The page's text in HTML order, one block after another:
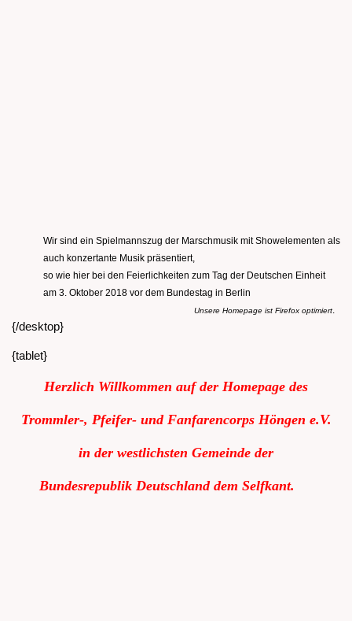
Wir sind ein Spielmannszug der Marschmusik mit Showelementen als
auch konzertante Musik präsentiert,
so wie hier bei den Feierlichkeiten zum Tag der Deutschen Einheit
am 3. Oktober 2018 vor dem Bundestag in Berlin
Unsere Homepage ist Firefox optimiert
{/desktop}
{tablet}
Herzlich Willkommen auf der Homepage des
Trommler-, Pfeifer- und Fanfarencorps Höngen e.V.
in der westlichsten Gemeinde der
Bundesrepublik Deutschland dem Selfkant.